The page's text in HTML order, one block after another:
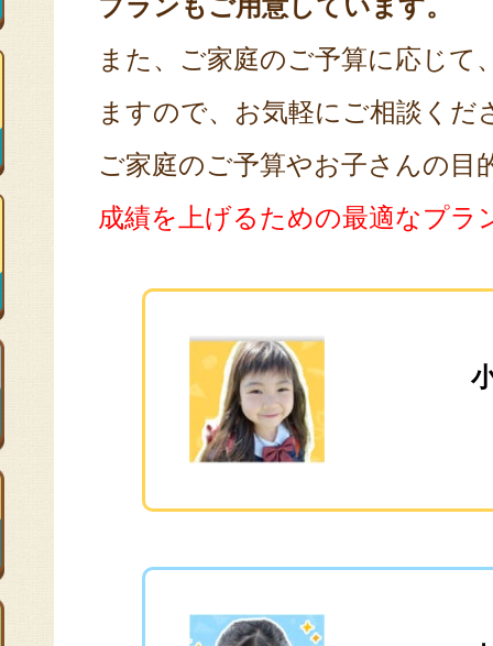
また、ご家庭のご予算に応じ
ますので、お気軽にご相談くだ
ご家庭のご予算やお子さんの目
成績を上げるための最適なプラ